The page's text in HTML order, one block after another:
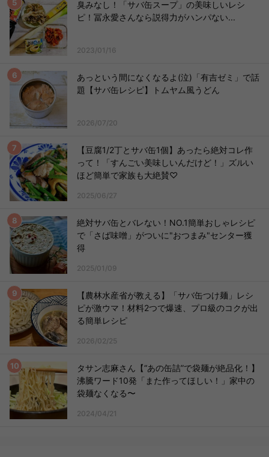
臭みなし！「サバ缶スープ」の美味しいレシ
ピ！冨永愛さんなら説得力がハンパない...
2023/01/16
あっという間になくなるよ(泣)「有吉ゼミ」で話
題【サバ缶レシピ】トムヤム風うどん
2026/07/20
【豆腐1/2丁とサバ缶1個】あったら絶対コレ作
って！「すんごい美味しいんだけど！」ズルい
ほど簡単で家族も大絶賛♡
2025/06/27
絶対サバ缶とバレない！NO.1簡単おしゃレシピ
で「さば味噌」がついに"おつまみ"センター獲
得
2025/01/09
【農林水産省が教える】「サバ缶つけ麺」レシ
ピが激ウマ！材料2つで爆速、プロ級のコクが出
る簡単レシピ
2026/02/25
タサン志麻さん【“あの缶詰”で袋麺が絶品化！】
沸騰ワード10発「また作ってほしい！」家中の
袋麺なくなる〜
2024/04/21